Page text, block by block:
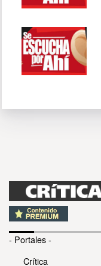
- Portales -
Crítica